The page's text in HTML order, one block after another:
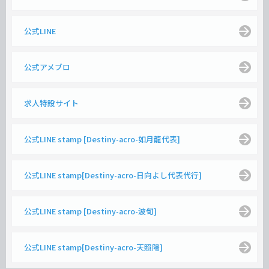
公式LINE
公式アメブロ
求人特設サイト
公式LINE stamp [Destiny-acro-如月龍代表]
公式LINE stamp[Destiny-acro-日向よし代表代行]
公式LINE stamp [Destiny-acro-波旬]
公式LINE stamp[Destiny-acro-天照陽]